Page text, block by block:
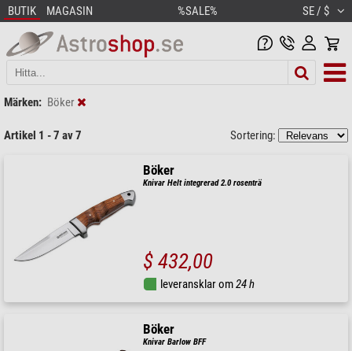
BUTIK MAGASIN %SALE% SE / $
Märken: Böker
Artikel 1 - 7 av 7 Sortering:
Böker
Knivar Helt integrerad 2.0 rosenträ
$ 432,00
leveransklar om24 h
Böker
Knivar Barlow BFF